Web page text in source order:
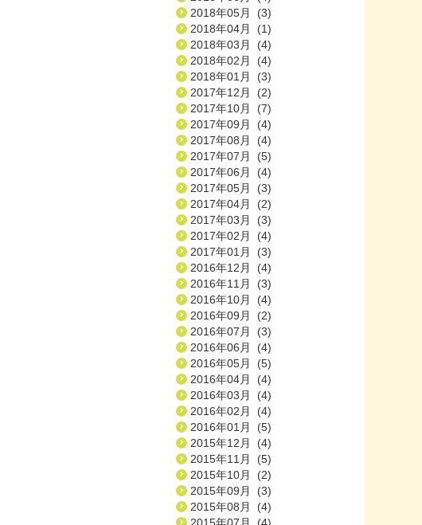
2018年05月 (3)
2018年04月 (1)
2018年03月 (4)
2018年02月 (4)
2018年01月 (3)
2017年12月 (2)
2017年10月 (7)
2017年09月 (4)
2017年08月 (4)
2017年07月 (5)
2017年06月 (4)
2017年05月 (3)
2017年04月 (2)
2017年03月 (3)
2017年02月 (4)
2017年01月 (3)
2016年12月 (4)
2016年11月 (3)
2016年10月 (4)
2016年09月 (2)
2016年07月 (3)
2016年06月 (4)
2016年05月 (5)
2016年04月 (4)
2016年03月 (4)
2016年02月 (4)
2016年01月 (5)
2015年12月 (4)
2015年11月 (5)
2015年10月 (2)
2015年09月 (3)
2015年08月 (4)